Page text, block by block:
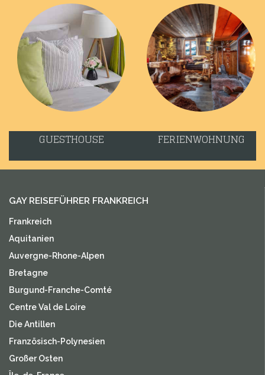
GUESTHOUSE FERIENWOHNUNG
GAY REISEFÜHRER FRANKREICH
Frankreich
Aquitanien
Auvergne-Rhone-Alpen
Bretagne
Burgund-Franche-Comté
Centre Val de Loire
Die Antillen
Französisch-Polynesien
Großer Osten